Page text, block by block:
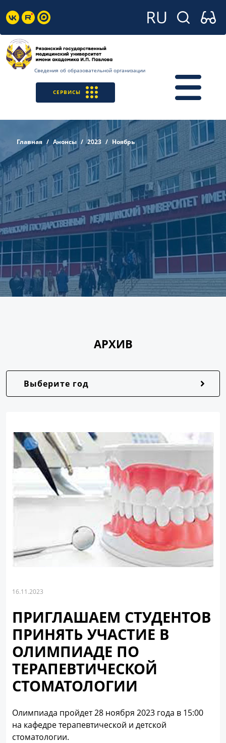
Сведения об образовательной организации
СЕРВИСЫ
Главная Анонсы 2023 Ноябрь
АРХИВ
Выберите год
16.11.2023
ПРИГЛАШАЕМ СТУДЕНТОВ
ПРИНЯТЬ УЧАСТИЕ В
ОЛИМПИАДЕ ПО
ТЕРАПЕВТИЧЕСКОЙ
СТОМАТОЛОГИИ
Олимпиада пройдет 28 ноября 2023 года в 15:00
на кафедре терапевтической и детской
стоматологии.